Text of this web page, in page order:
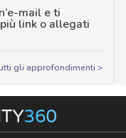
mail e ti
link o allegati
gli approfondimenti >